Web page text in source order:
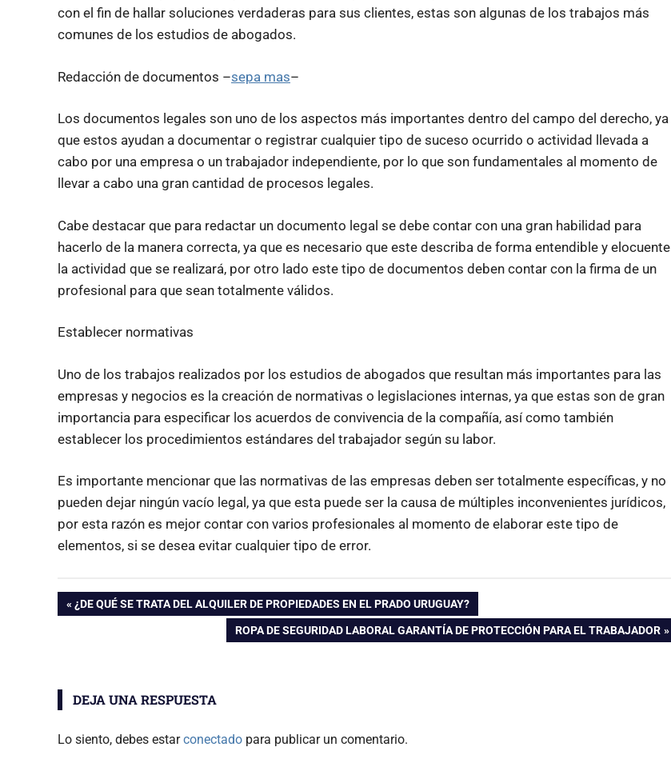
con el fin de hallar soluciones verdaderas para sus clientes, estas son algunas de los trabajos más
comunes de los estudios de abogados.
Redacción de documentos –sepa mas–
Los documentos legales son uno de los aspectos más importantes dentro del campo del derecho, ya
que estos ayudan a documentar o registrar cualquier tipo de suceso ocurrido o actividad llevada a
cabo por una empresa o un trabajador independiente, por lo que son fundamentales al momento de
llevar a cabo una gran cantidad de procesos legales.
Cabe destacar que para redactar un documento legal se debe contar con una gran habilidad para
hacerlo de la manera correcta, ya que es necesario que este describa de forma entendible y elocuente
la actividad que se realizará, por otro lado este tipo de documentos deben contar con la firma de un
profesional para que sean totalmente válidos.
Establecer normativas
Uno de los trabajos realizados por los estudios de abogados que resultan más importantes para las
empresas y negocios es la creación de normativas o legislaciones internas, ya que estas son de gran
importancia para especificar los acuerdos de convivencia de la compañía, así como también
establecer los procedimientos estándares del trabajador según su labor.
Es importante mencionar que las normativas de las empresas deben ser totalmente específicas, y no
pueden dejar ningún vacío legal, ya que esta puede ser la causa de múltiples inconvenientes jurídicos,
por esta razón es mejor contar con varios profesionales al momento de elaborar este tipo de
elementos, si se desea evitar cualquier tipo de error.
Navegación
ENTRADA
¿DE QUÉ SE TRATA DEL ALQUILER DE PROPIEDADES EN EL PRADO URUGUAY?
ENTRADA
ROPA DE SEGURIDAD LABORAL GARANTÍA DE PROTECCIÓN PARA EL TRABAJADOR
DEJA UNA RESPUESTA
Lo siento, debes estarconectado para publicar un comentario.